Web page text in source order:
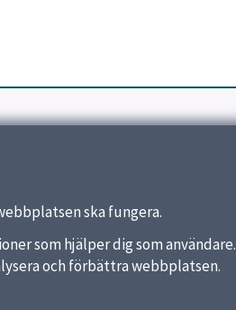
ska fungera.
som hjälper dig som användare.
och förbättra webbplatsen.